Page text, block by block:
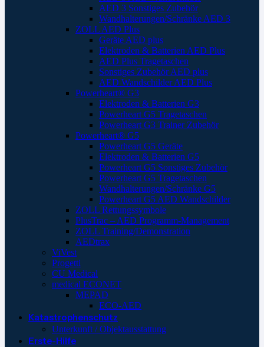
AED 3 Sonstiges Zubehör
Wandhalterungen/Schränke AED 3
ZOLL AED Plus
Geräte AED plus
Elektroden & Batterien AED Plus
AED Plus Tragetaschen
Sonstiges Zubehör AED plus
AED Wandschilder AED Plus
Powerheart® G3
Elektroden & Batterien G3
Powerheart G5 Tragetaschen
Powerheart G3 Trainer Zubehör
Powerheart® G5
Powerheart G5 Geräte
Elektroden & Batterien G5
Powerheart G5 Sonstiges Zubehör
Powerheart G5 Tragetaschen
Wandhalterungen/Schränke G5
Powerheart G5 AED Wandschilder
ZOLL Rettungssymbole
PlusTrac – AED Programm-Management
ZOLL Training/Demonstration
AEDtrax
ViVest
Progetti
CU Medical
medical ECONET
MEPAD
ECO-AED
Katastrophenschutz
Unterkunft / Objektausstattung
Erste-Hilfe